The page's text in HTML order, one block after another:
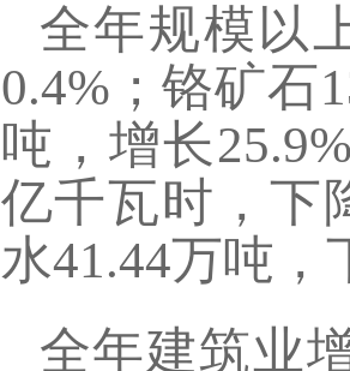
全年规模以
0.4%；铬矿石
吨，增长
亿千瓦时，下
水41.44万吨，
全年建筑业